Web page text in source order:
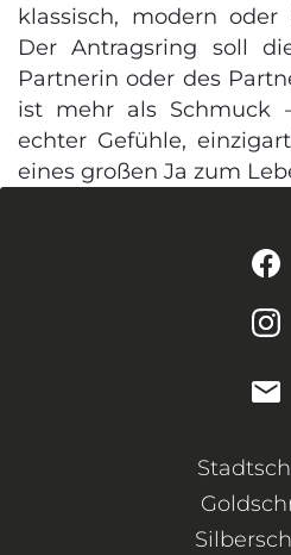
klassisch, modern
Der Antragsring soll
Partnerin oder des
ist mehr als Schmuck
echter Gefühle,
eines großen Ja zum